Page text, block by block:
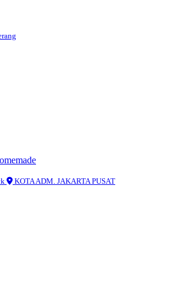
KOTA ADM. JAKARTA PUSAT